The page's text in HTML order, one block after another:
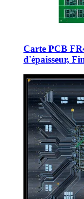
Carte PCB
d'épaisseur,